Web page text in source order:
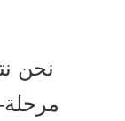
نحن